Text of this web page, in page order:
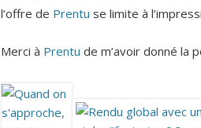
l’offre de Prentu se limite à
Merci à Prentu de m’avoir donné la